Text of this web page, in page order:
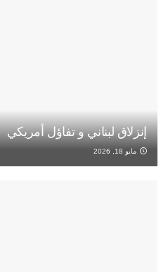
إنزلاق لبناني و تفاؤل أمريكي
مايو 18, 2026